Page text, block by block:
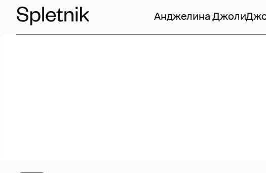
Анджелина Джоли